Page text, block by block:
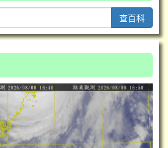
查百科